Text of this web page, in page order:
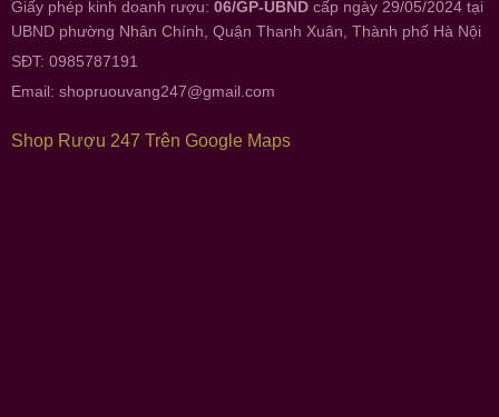
Giấy phép kinh doanh rượu: 06/GP-UBND cấp ngày 29/05/2024 tại
UBND phường Nhân Chính, Quận Thanh Xuân, Thành phố Hà Nội
SĐT: 0985787191
Email: shopruouvang247@gmail.com
Shop Rượu 247 Trên Google Maps